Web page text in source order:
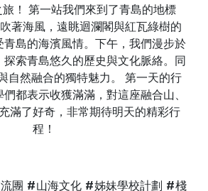
！ 第一站我們來到了青島的地標
著海風，遠眺迴瀾閣與紅瓦綠樹的
島的海濱風情。下午，我們漫步於
索青島悠久的歷史與文化脈絡。同
自然融合的獨特魅力。 第一天的行
都表示收獲滿滿，對這座融合山、
滿了好奇，非常期待明天的精彩行
程！
流團 #山海文化 #姊妹學校計劃 #棧